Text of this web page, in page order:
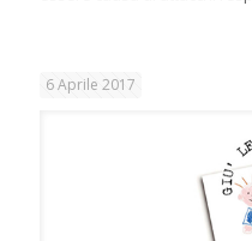
6 Aprile 2017